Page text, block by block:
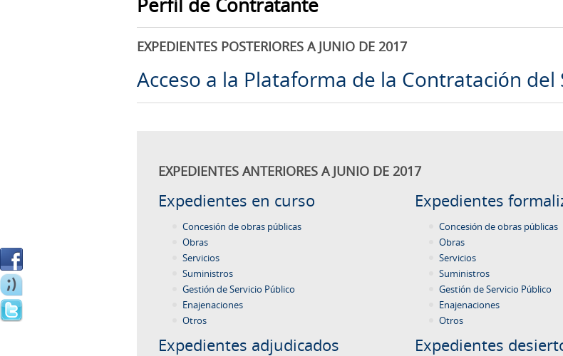
EXPEDIENTES POSTERIORES A JUNIO DE 2017
Acceso a la Plataforma de la Contratación del
EXPEDIENTES ANTERIORES A JUNIO DE 2017
Expedientes en curso
Concesión de obras públicas
Obras
Servicios
Suministros
Gestión de Servicio Público
Enajenaciones
Otros
Expedientes
Concesión de obras públicas
Obras
Servicios
Suministros
Gestión de Servicio Público
Enajenaciones
Otros
Expedientes adjudicados Expedientes